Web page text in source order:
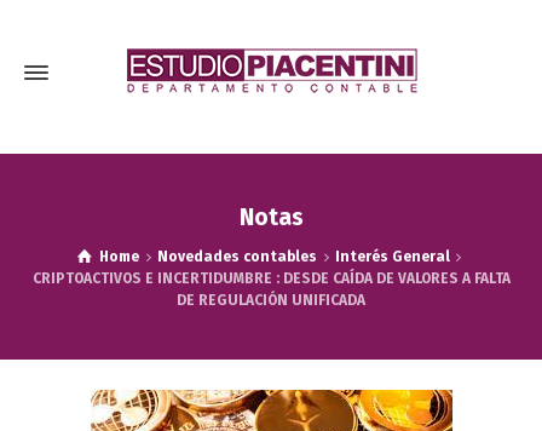
Notas
Home Novedades contables
Interés General
CRIPTOACTIVOS E INCERTIDUMBRE : DESDE CAÍDA DE VALORES A FALTA
DE REGULACIÓN UNIFICADA